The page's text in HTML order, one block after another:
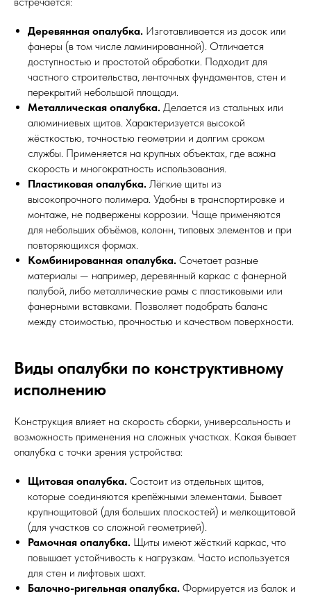
Деревянная опалубка. Изготавливается из досок или
фанеры (в том числе ламинированной). Отличается
доступностью и простотой обработки. Подходит для
частного строительства, ленточных фундаментов, стен и
перекрытий небольшой площади.
Металлическая опалубка. Делается из стальных или
алюминиевых щитов. Характеризуется высокой
жёсткостью, точностью геометрии и долгим сроком
службы. Применяется на крупных объектах, где важна
скорость и многократность использования.
Пластиковая опалубка. Лёгкие щиты из
высокопрочного полимера. Удобны в транспортировке и
монтаже, не подвержены коррозии. Чаще применяются
для небольших объёмов, колонн, типовых элементов и при
повторяющихся формах.
Комбинированная опалубка. Сочетает разные
материалы — например, деревянный каркас с фанерной
палубой, либо металлические рамы с пластиковыми или
фанерными вставками. Позволяет подобрать баланс
между стоимостью, прочностью и качеством поверхности.
Виды опалубки по конструктивному
исполнению
Конструкция влияет на скорость сборки, универсальность и
возможность применения на сложных участках. Какая бывает
опалубка с точки зрения устройства:
Щитовая опалубка. Состоит из отдельных щитов,
которые соединяются крепёжными элементами. Бывает
крупнощитовой (для больших плоскостей) и мелкощитовой
(для участков со сложной геометрией).
Рамочная опалубка. Щиты имеют жёсткий каркас, что
повышает устойчивость к нагрузкам. Часто используется
для стен и лифтовых шахт.
Балочно-ригельная опалубка. Формируется из балок и